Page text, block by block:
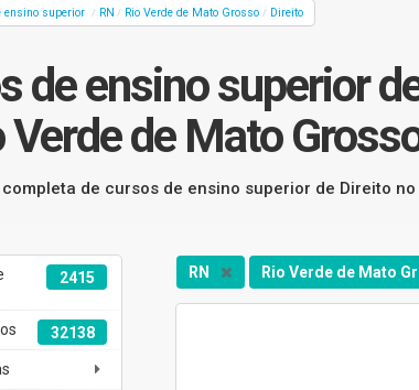
ensino superior / RN / Rio Verde de Mato Grosso / Direito
de ensino superior
Verde de Mato
de cursos de ensino superior de Direito
2415
32138
RN Rio Verde de Mato